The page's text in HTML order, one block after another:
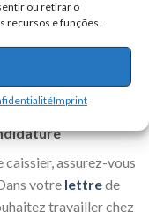
ou retirar o
recursos e funções.
Imprint
envisagez de
ou des
sont publiées.
d’emploi augmente
assurez-vous
votre lettrede
travailler chez